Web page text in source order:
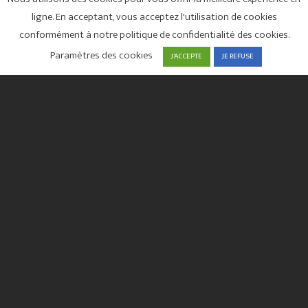
ligne. En acceptant, vous acceptez l'utilisation de cookies
conformément à notre politique de confidentialité des cookies.
Paramètres des cookies
J'ACCEPTE JE REFUSE